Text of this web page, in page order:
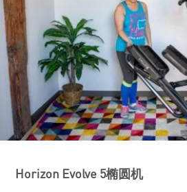
Horizo​​n Evolve 5椭圆机